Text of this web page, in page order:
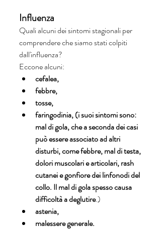
Influenza
Quali alcuni dei sintomi stagionali per
comprendere che siamo stati colpiti
dall'influenza?
Eccone alcuni:
cefalea,
febbre,
tosse,
faringodinia, (i suoi sintomi sono:
mal di gola, che a seconda dei casi
può essere associato ad altri
disturbi, come febbre, mal di testa,
dolori muscolari e articolari, rash
cutanei e gonfiore dei linfonodi del
collo. Il mal di gola spesso causa
difficoltà a deglutire.)
astenia,
malessere generale.